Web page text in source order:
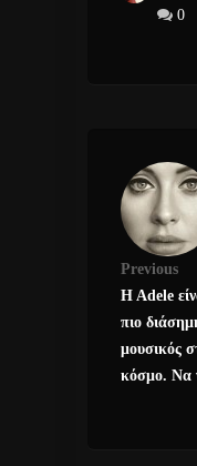
0
Previous
H Adele
πιο
μουσικός
κόσμο. Να